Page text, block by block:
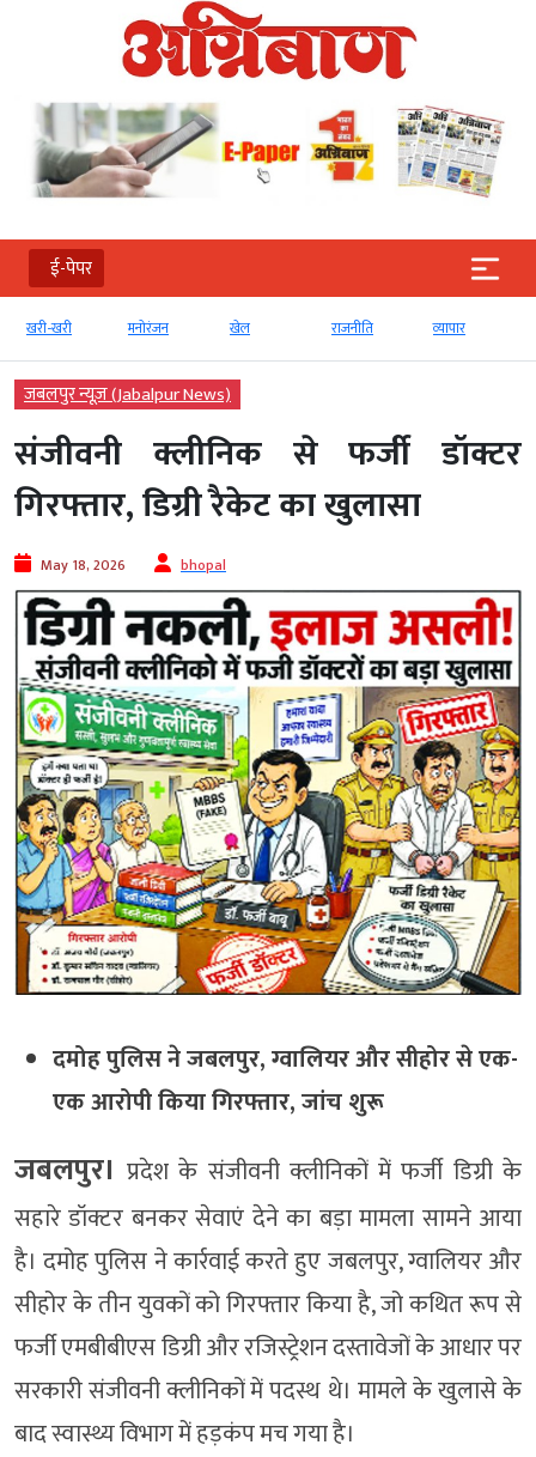
ई-पेपर
खरी-खरी मनोरंजन खेल राजनीति व्‍यापार
जबलपुर न्यूज़ (Jabalpur News)
संजीवनी क्लीनिक से फर्जी डॉक्टर
गिरफ्तार, डिग्री रैकेट का खुलासा
May 18, 2026 bhopal
दमोह पुलिस ने जबलपुर, ग्वालियर और सीहोर से एक-
एक आरोपी किया गिरफ्तार, जांच शुरू
जबलपुर। प्रदेश के संजीवनी क्लीनिकों में फर्जी डिग्री के
सहारे डॉक्टर बनकर सेवाएं देने का बड़ा मामला सामने आया
है। दमोह पुलिस ने कार्रवाई करते हुए जबलपुर, ग्वालियर और
सीहोर के तीन युवकों को गिरफ्तार किया है, जो कथित रूप से
फर्जी एमबीबीएस डिग्री और रजिस्ट्रेशन दस्तावेजों के आधार पर
सरकारी संजीवनी क्लीनिकों में पदस्थ थे। मामले के खुलासे के
बाद स्वास्थ्य विभाग में हड़कंप मच गया है।